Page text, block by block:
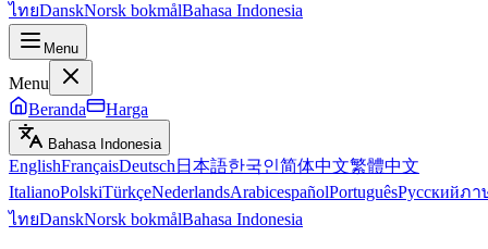
ไทยDanskNorsk bokmålBahasa Indonesia
Menu
Menu
Beranda
Harga
Bahasa Indonesia
EnglishFrançaisDeutsch 日本語한국인简体中文繁體中文
ItalianoPolskiTürkçeNederlandsArabicespañolPortuguêsРусскийภา
ไทยDanskNorsk bokmålBahasa Indonesia